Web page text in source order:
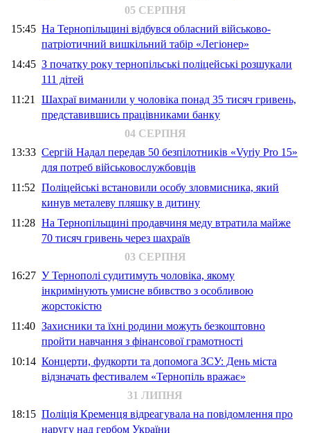
05 СЕРПНЯ
15:45 На Тернопільщині відбувся обласний військово-
патріотичний вишкільний табір «Легіонер»
14:45 З початку року тернопільські поліцейські розшукали
111 дітей
11:21 Шахраї виманили у чоловіка понад 35 тисяч гривень,
представившись працівниками банку
04 СЕРПНЯ
13:33 Сергій Надал передав 50 безпілотників «Vyriy Pro 15»
для потреб військовослужбовців
11:52 Поліцейські встановили особу зловмисника, який
кинув металеву пляшку в дитину
11:28 На Тернопільщині продавчиня меду втратила майже
70 тисяч гривень через шахраїв
03 СЕРПНЯ
16:27 У Тернополі судитимуть чоловіка, якому
інкримінують умисне вбивство з особливою
жорстокістю
11:40 Захисники та їхні родини можуть безкоштовно
пройти навчання з фінансової грамотності
10:14 Концерти, фудкорти та допомога ЗСУ: День міста
відзначать фестивалем «Тернопіль вражає»
31 ЛИПНЯ
18:15 Поліція Кременця відреагувала на повідомлення про
наругу над гербом України